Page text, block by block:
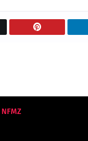
NFMZ